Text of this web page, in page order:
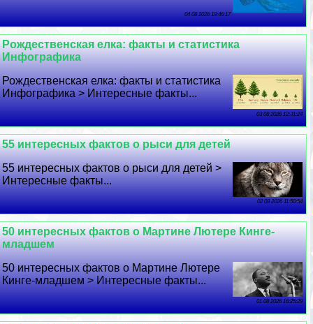
04 08 2026 19:46:17
Рождественская елка: факты и статистика
Инфографика
Рождественская елка: факты и статистика
Инфографика > Интересные факты...
03 08 2026 12:31:24
55 интересных фактов о рыси для детей
55 интересных фактов о рыси для детей >
Интересные факты...
02 08 2026 11:50:54
50 интересных фактов о Мартине Лютере Кинге-
младшем
50 интересных фактов о Мартине Лютере
Кинге-младшем > Интересные факты...
01 08 2026 16:25:29